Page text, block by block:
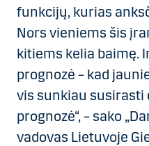
funkcijų, kurias
Nors vieniems šis
kitiems kelia baimę.
prognozė – kad
vis sunkiau susirasti
prognozė“, – sako
vadovas Lietuvoje